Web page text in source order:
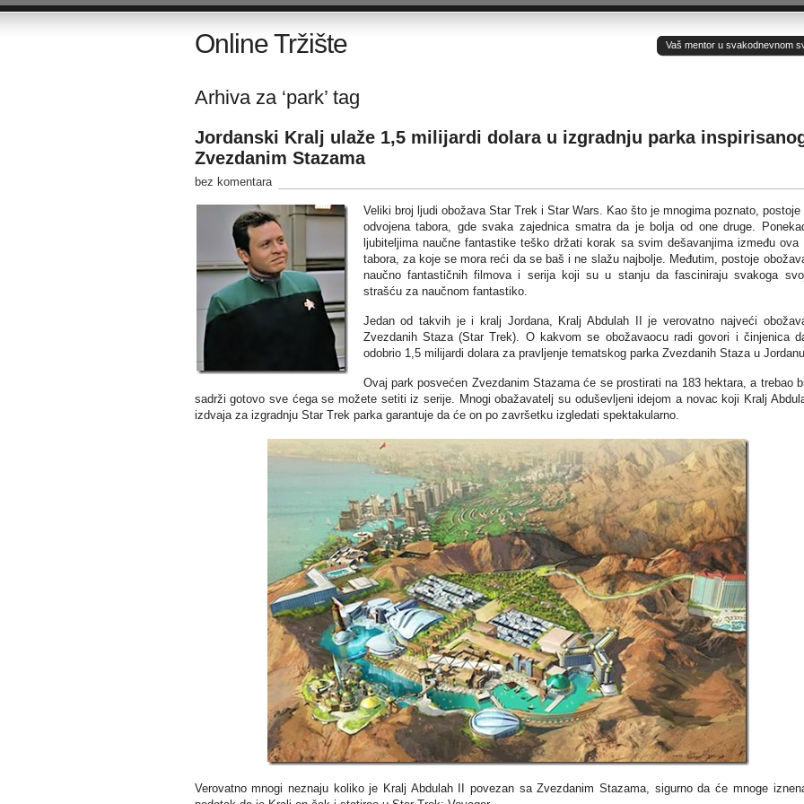
Online Tržište Vaš mentor u svakodnevnom
Arhiva za ‘park’ tag
Jordanski Kralj ulaže 1,5 milijardi dolara u izgradnju parka
Zvezdanim Stazama
bez komentara
Veliki broj ljudi obožava Star Trek i Star Wars. Kao što je mnogima poznato, postoje
odvojena tabora, gde svaka zajednica smatra da je bolja od one druge.
ljubiteljima naučne fantastike teško držati korak sa svim dešavanjima između ova
tabora, za koje se mora reći da se baš i ne slažu najbolje. Međutim, postoje
naučno fantastičnih filmova i serija koji su u stanju da fasciniraju svakoga
strašću za naučnom fantastiko.
Jedan od takvih je i kralj Jordana, Kralj Abdulah II je verovatno najveći
Zvezdanih Staza (Star Trek). O kakvom se obožavaocu radi govori i činjenica
odobrio 1,5 milijardi dolara za pravljenje tematskog parka Zvezdanih Staza u
Ovaj park posvećen Zvezdanim Stazama će se prostirati na 183 hektara, a trebao
sadrži gotovo sve ćega se možete setiti iz serije. Mnogi obažavatelj su oduševljeni idejom a novac koji Kralj
izdvaja za izgradnju Star Trek parka garantuje da će on po završetku izgledati spektakularno.
Verovatno mnogi neznaju koliko je Kralj Abdulah II povezan sa Zvezdanim Stazama, sigurno da će mnoge